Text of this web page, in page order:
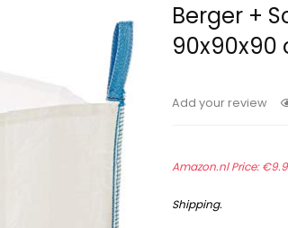
Berger +
90x90x90
Add your review
Amazon.nl Price:€
Shipping.